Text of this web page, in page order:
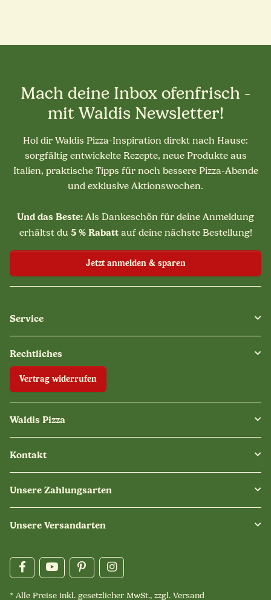
Mach deine Inbox ofenfrisch -
mit Waldis Newsletter!
Hol dir Waldis Pizza-Inspiration direkt nach Hause:
sorgfältig entwickelte Rezepte, neue Produkte aus
Italien, praktische Tipps für noch bessere Pizza-Abende
und exklusive Aktionswochen.
Und das Beste: Als Dankeschön für deine Anmeldung
erhältst du 5 % Rabattauf deine nächste Bestellung!
Jetzt anmelden & sparen
Service
Rechtliches
Vertrag widerrufen
Waldis Pizza
Kontakt
Unsere Zahlungsarten
Unsere Versandarten
* Alle Preise inkl. gesetzlicher MwSt., zzgl. Versand